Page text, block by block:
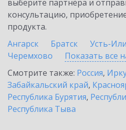
выберите партнёра и
консультацию,
продукта.
Ангарск
Братск Усть-
Черемхово
Показать все
Смотрите также: Россия,
Забайкальский край,
Республика Бурятия,
Республика Тыва